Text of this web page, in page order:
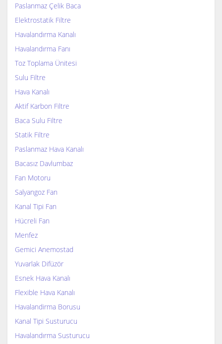
Paslanmaz Çelik Baca
Elektrostatik Filtre
Havalandırma Kanalı
Havalandırma Fanı
Toz Toplama Ünitesi
Sulu Filtre
Hava Kanalı
Aktif Karbon Filtre
Baca Sulu Filtre
Statik Filtre
Paslanmaz Hava Kanalı
Bacasız Davlumbaz
Fan Motoru
Salyangoz Fan
Kanal Tipi Fan
Hücreli Fan
Menfez
Gemici Anemostad
Yuvarlak Difüzör
Esnek Hava Kanalı
Flexible Hava Kanalı
Havalandirma Borusu
Kanal Tipi Susturucu
Havalandırma Susturucu